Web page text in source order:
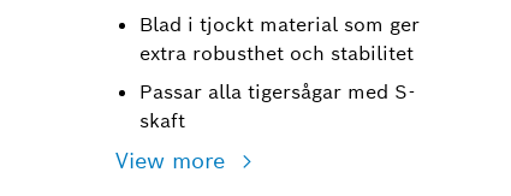
Blad i tjockt material som ger
extra robusthet och stabilitet
Passar alla tigersågar med S-
skaft
View more